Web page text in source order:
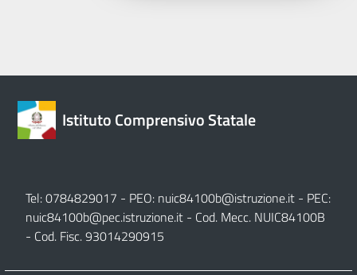
Istituto Comprensivo Statale
Tel: 0784829017 - PEO: nuic84100b@istruzione.it - PEC:
nuic84100b@pec.istruzione.it - Cod. Mecc. NUIC84100B
- Cod. Fisc. 93014290915